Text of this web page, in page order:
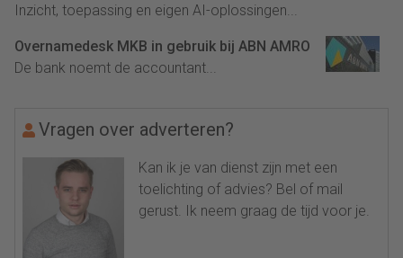
Inzicht, toepassing en eigen AI-oplossingen...
Overnamedesk MKB in gebruik bij ABN AMRO
De bank noemt de accountant...
Vragen over adverteren?
Kan ik je van dienst zijn met een
toelichting of advies? Bel of mail
gerust. Ik neem graag de tijd voor je.